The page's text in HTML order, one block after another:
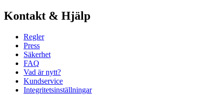
Kontakt & Hjälp
Regler
Press
Säkerhet
FAQ
Vad är nytt?
Kundservice
Integritetsinställningar